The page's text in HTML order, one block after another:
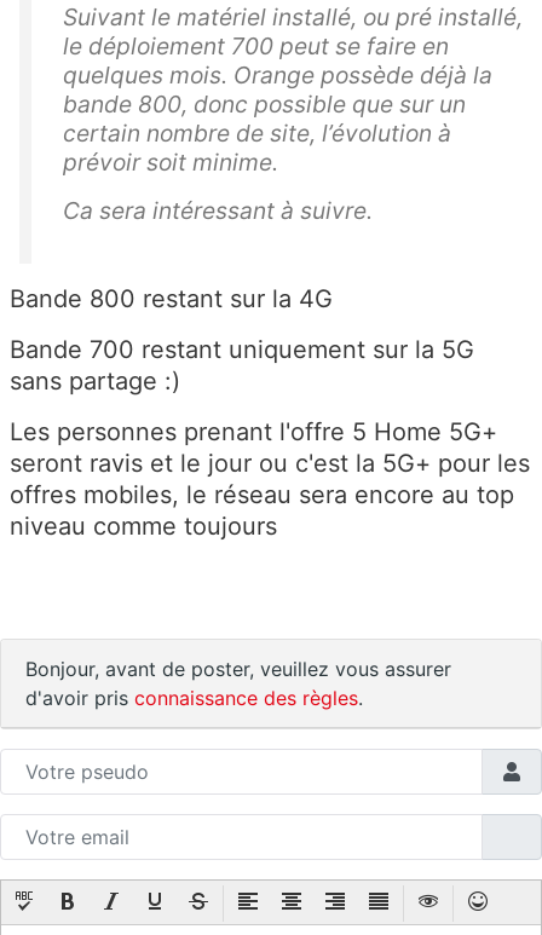
Suivant le matériel installé, ou pré installé,
le déploiement 700 peut se faire en
quelques mois. Orange possède déjà la
bande 800, donc possible que sur un
certain nombre de site, l’évolution à
prévoir soit minime.
Ca sera intéressant à suivre.
Bande 800 restant sur la 4G
Bande 700 restant uniquement sur la 5G
sans partage :)
Les personnes prenant l'offre 5 Home 5G+
seront ravis et le jour ou c'est la 5G+ pour les
offres mobiles, le réseau sera encore au top
niveau comme toujours
Bonjour, avant de poster, veuillez vous assurer
d'avoir pris connaissance des règles.